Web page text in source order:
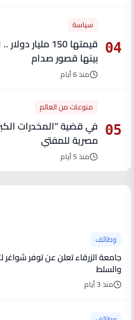
04
سياسة
بينها قصور صدام
منذ 6 أيام
05
منوعات من العالم
مصرية للمفتي
منذ 5 أيام
وظائف
جامعة الزرقاء تعلن عن توفر
والسلط
منذ 3 أيام